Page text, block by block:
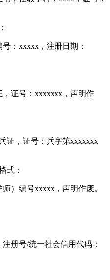
：xxxxx，注册日期：
证号：xxxxxxx，声明作
证，证号：兵字第xxxxxxx
式：
）编号xxxxx，声明作废。
册号/统一社会信用代码：